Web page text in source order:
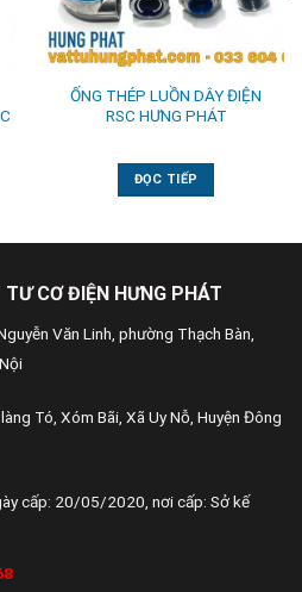
ỐNG THÉP LUỒN DÂY ĐIỆN
RSC HƯNG PHÁT
ĐỌC TIẾP
CƠ ĐIỆN HƯNG PHÁT
Văn Linh, phường Thạch Bàn,
Tó, Xóm Bãi, Xã Uy Nỗ, Huyện Đông
cấp: 20/05/2020, nơi cấp: Sở kế